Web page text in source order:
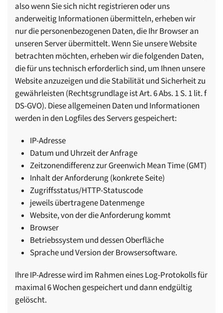
also wenn Sie sich nicht registrieren oder uns
anderweitig Informationen übermitteln, erheben wir
nur die personenbezogenen Daten, die Ihr Browser an
unseren Server übermittelt. Wenn Sie unsere Website
betrachten möchten, erheben wir die folgenden Daten,
die für uns technisch erforderlich sind, um Ihnen unsere
Website anzuzeigen und die Stabilität und Sicherheit zu
gewährleisten (Rechtsgrundlage ist Art. 6 Abs. 1 S. 1 lit. f
DS-GVO). Diese allgemeinen Daten und Informationen
werden in den Logfiles des Servers gespeichert:
IP-Adresse
Datum und Uhrzeit der Anfrage
Zeitzonendifferenz zur Greenwich Mean Time (GMT)
Inhalt der Anforderung (konkrete Seite)
Zugriffsstatus/HTTP-Statuscode
jeweils übertragene Datenmenge
Website, von der die Anforderung kommt
Browser
Betriebssystem und dessen Oberfläche
Sprache und Version der Browsersoftware.
Ihre IP-Adresse wird im Rahmen eines Log-Protokolls für
maximal 6 Wochen gespeichert und dann endgültig
gelöscht.